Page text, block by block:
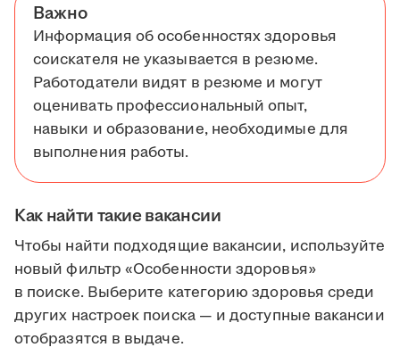
Важно
Информация об особенностях здоровья
соискателя не указывается в резюме.
Работодатели видят в резюме и могут
оценивать профессиональный опыт,
навыки и образование, необходимые для
выполнения работы.
Как найти такие вакансии
Чтобы найти подходящие вакансии, используйте
новый фильтр «Особенности здоровья»
в поиске. Выберите категорию здоровья среди
других настроек поиска — и доступные вакансии
отобразятся в выдаче.